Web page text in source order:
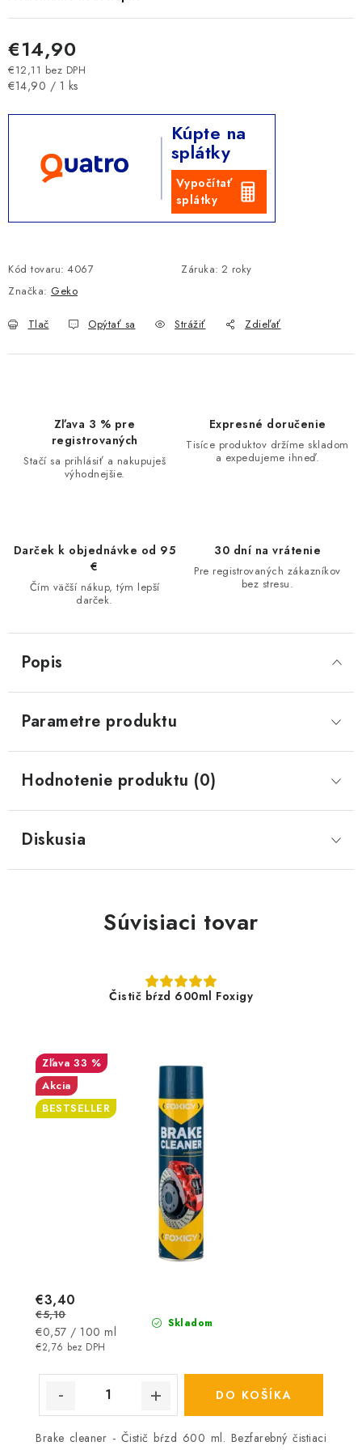
€14,90
€12,11 bez DPH
Jednotková cena:
€14,90 / 1 ks
Kúpte na
splátky
Vypočítať
splátky
Kód tovaru: 4067 Záruka: 2 roky
Značka: Geko
Tlač Opýtať sa Strážiť Zdieľať
Zľava 3 % pre
registrovaných
Stačí sa prihlásiť a nakupuješ
výhodnejšie.
Expresné doručenie
Tisíce produktov držíme skladom
a expedujeme ihneď.
Darček k objednávke od 95
€
Čím väčší nákup, tým lepší
darček.
30 dní na vrátenie
Pre registrovaných zákazníkov
bez stresu.
Popis
Parametre produktu
Hodnotenie produktu (0)
Diskusia
Súvisiaci tovar
Čistič bŕzd 600ml Foxigy
33 %
Akcia
BESTSELLER
Skladom
€2,76 bez DPH
€3,40
€5,10
Jednotková
cena:
€0,57 / 100 ml
DO KOŠÍKA
Brake cleaner - Čistič bŕzd 600 ml. Bezfarebný čistiaci